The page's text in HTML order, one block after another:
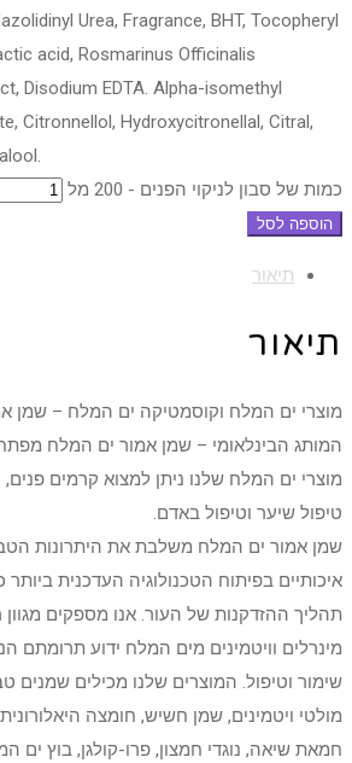
Urea, Fragrance, BHT, Tocopheryl
acid, Rosmarinus Officinalis
Disodium EDTA. Alpha-isomethyl
Citronnellol, Hydroxycitronellal, Citral,
כמות של סבון לניקוי הפנים - 200 מל
הוספה לסל
תיאור
תיאור
מוצרי ים המלח וקוסמטיקה ים המלח – שמן
המותג הבינלאומי – שמן אמור ים המלח
מוצרי ים המלח שלנו ניתן למצוא קרמים פנים,
טיפול שיער וטיפול באדם.
שמן אמור ים המלח משלבת את היתרונות
איכותיים בפיתוח הטכנולוגיה העדכנית ביותר
תהליך ההזדקנות של העור. אנו מספקים
מינרלים וויטמינים מים המלח ידוע תרומתם
שימור וטיפול. המוצרים שלנו מכילים שמנים
מולטי ויטמינים, שמן חשיש, חומצה
חמאת שיאה, נוגדי חמצון, פרו-קולגן, בוץ ים